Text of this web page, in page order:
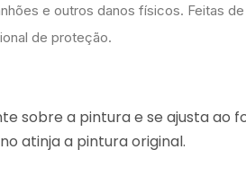
e outros danos físicos. Feitas
de proteção.
sobre a pintura e se ajusta
atinja a pintura original.